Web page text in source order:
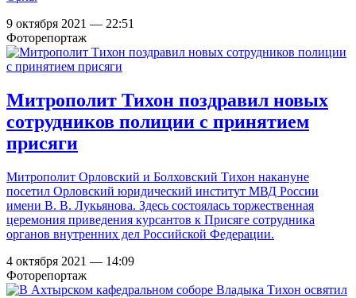
9 октября 2021 — 22:51
Фоторепортаж
Митрополит Тихон поздравил новых
сотрудников полиции с принятием
присяги
Митрополит Орловский и Болховский Тихон накануне
посетил Орловский юридический институт МВД России
имени В. В. Лукьянова. Здесь состоялась торжественная
церемония приведения курсантов к Присяге сотрудника
органов внутренних дел Российской Федерации.
4 октября 2021 — 14:09
Фоторепортаж